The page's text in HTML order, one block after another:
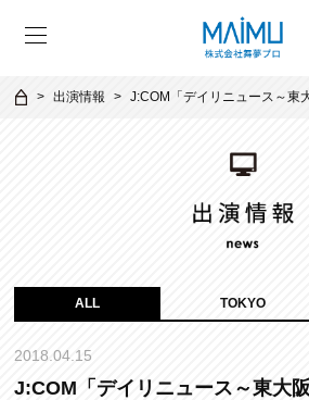
出演情報 J:COM「デイリニュース～東
ALL TOKYO
2018.04.15
J:COM「デイリニュース～東大